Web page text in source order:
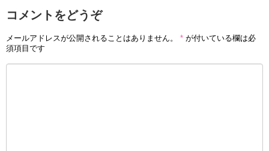
コメントをどうぞ
メールアドレスが公開されることはありません。 * が付いている欄は必
須項目です